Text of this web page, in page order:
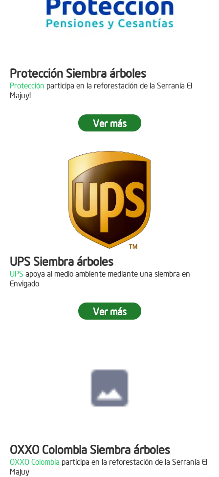
DINISSANpor plantar 400 árboles en el páramo de
Protección Siembra árboles
Protección participa en la reforestación de la Serranía El
Majuy!
Ver más
UPS Siembra árboles
UPS apoya al medio ambiente mediante una siembra en
Envigado
Ver más
OXXO Colombia Siembra árboles
OXXO Colombia participa en la reforestación de la Serranía El
Majuy